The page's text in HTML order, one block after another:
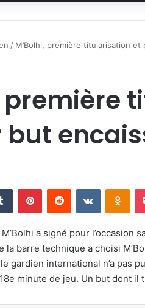
/ M’Bolhi, première titularisation
première
Tumblr PinterestReddit VKontakte
a signé pour l’occasion
la barre technique a choisi
gardien international n’a pas
minute de jeu. Un but dont